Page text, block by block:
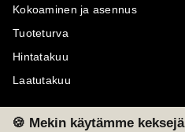
🍪 Mekin käytämme keksejä
Kokoaminen ja asennus
Tuoteturva
Hintatakuu
Laatutakuu